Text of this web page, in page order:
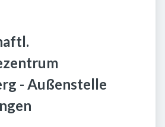
- Außenstelle